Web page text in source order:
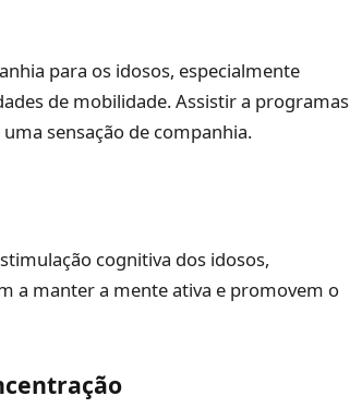
para os idosos, especialmente
de mobilidade. Assistir a programas
sensação de companhia.
cognitiva dos idosos,
a manter a mente ativa e promovem o